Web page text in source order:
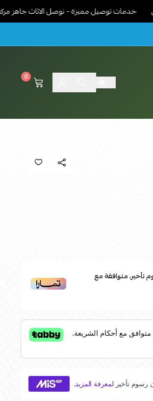
توصيل مميزة - نوصل الاثاث جاهز مركب ونرتبة
0
متوافقة مع